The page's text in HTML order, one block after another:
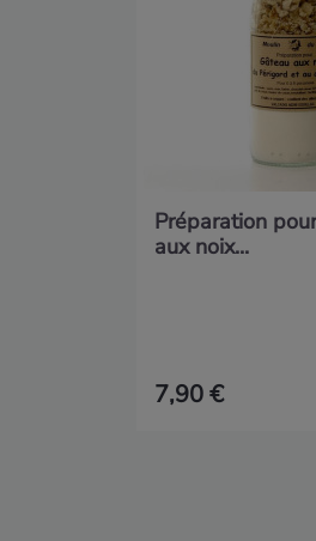
Préparation
aux noix...
7,90 €